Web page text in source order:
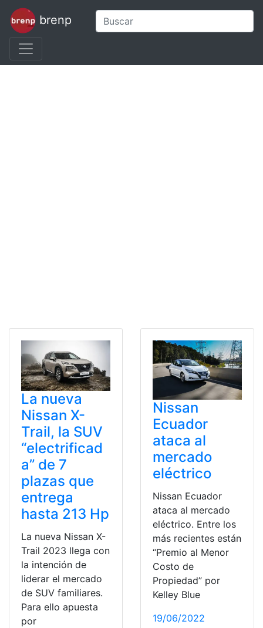
brenp
La nueva
Nissan X-
Trail, la SUV
“electrificad
a” de 7
plazas que
entrega
hasta 213 Hp
La nueva Nissan X-
Trail 2023 llega con
la intención de
liderar el mercado
de SUV familiares.
Para ello apuesta
por
Nissan
Ecuador
ataca al
mercado
eléctrico
Nissan Ecuador
ataca al mercado
eléctrico. Entre los
más recientes están
“Premio al Menor
Costo de
Propiedad” por
Kelley Blue
19/06/2022